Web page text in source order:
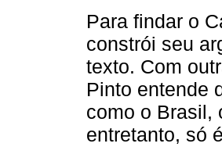
Para findar o
constrói seu
texto. Com
Pinto entende
como o Brasil,
entretanto, só